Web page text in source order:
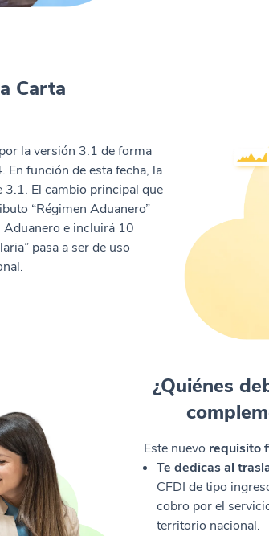
Carta
la versión 3.1 de forma
función de esta fecha, la
3.1. El cambio principal que
“Régimen Aduanero”
Aduanero e incluirá 10
pasa a ser de uso
¿Quiénes
Este nuevo requisito
Te dedicas al
CFDI de tipo
cobro por el
territorio nacional.